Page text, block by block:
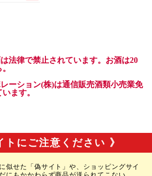
トにご注意ください 》
似せた「偽サイト」や、ショッピングサイ